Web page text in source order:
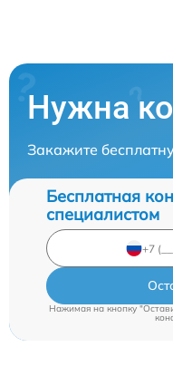
Нужна
Закажите
Бесплатная
специалистом
Нажимая на кнопку